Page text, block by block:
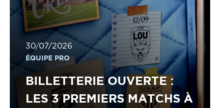
30/07/2026
ÉQUIPE PRO
BILLETTERIE OUVERTE :
LES 3 PREMIERS MATCHS À